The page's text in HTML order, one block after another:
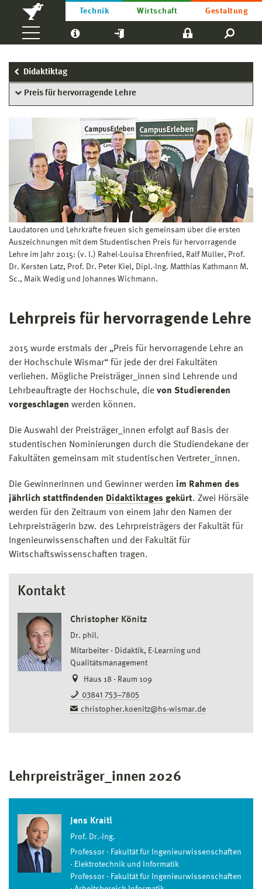
Technik Wirtschaft Gestaltung
Didaktiktag
Preis für hervorragende Lehre
Laudatoren und Lehrkräfte freuen sich gemeinsam über die ersten
Auszeichnungen mit dem Studentischen Preis für hervorragende
Lehre im Jahr 2015: (v. l.) Rahel-Louisa Ehrenfried, Ralf Müller, Prof.
Dr. Kersten Latz, Prof. Dr. Peter Kiel, Dipl.-Ing. Matthias Kathmann M.
Sc., Maik Wedig und Johannes Wichmann.
Lehrpreis für hervorragende Lehre
2015 wurde erstmals der „Preis für hervorragende Lehre an
der Hochschule Wismar“ für jede der drei Fakultäten
verliehen. Mögliche Preisträger_innen sind Lehrende und
Lehrbeauftragte der Hochschule, die von Studierenden
vorgeschlagen werden können.
Die Auswahl der Preisträger_innen erfolgt auf Basis der
studentischen Nominierungen durch die Studiendekane der
Fakultäten gemeinsam mit studentischen Vertreter_innen.
Die Gewinnerinnen und Gewinner werden im Rahmen des
jährlich stattfindenden Didaktiktages gekürt. Zwei Hörsäle
werden für den Zeitraum von einem Jahr den Namen der
Lehrpreisträgerin bzw. des Lehrpreisträgers der Fakultät für
Ingenieurwissenschaften und der Fakultät für
Wirtschaftswissenschaften tragen.
Kontakt
Christopher Könitz
Dr. phil.
Mitarbeiter
Didaktik, E-Learning und
Qualitätsmanagement
Haus 18 · Raum 109
03841 753–7805
christopher.koenitz@hs-wismar.de
Lehrpreisträger_innen 2026
Jens Kraitl
Prof. Dr.-Ing.
Professor
Fakultät für Ingenieurwissenschaften
Elektrotechnik und Informatik
Professor
Fakultät für Ingenieurwissenschaften